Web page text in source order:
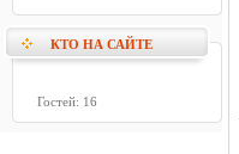
КТО НА САЙТЕ
Гостей: 16